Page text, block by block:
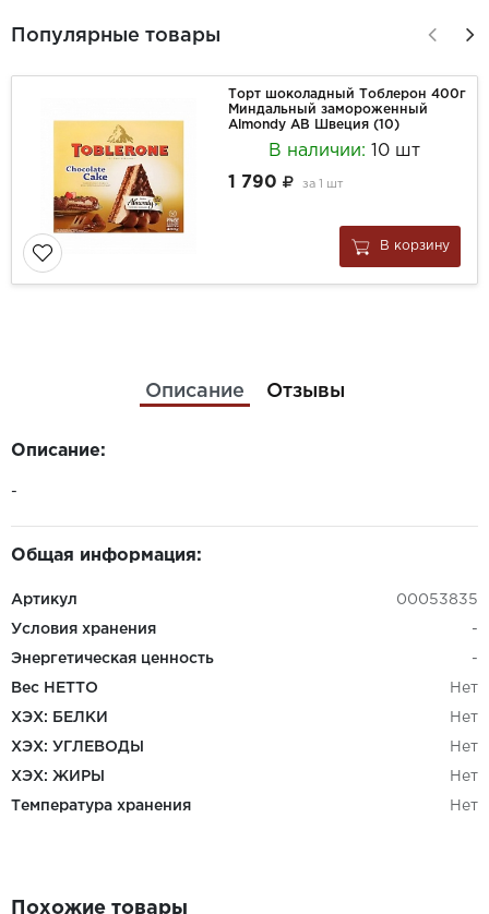
Популярные товары
Торт шоколадный Тоблерон 400г
Миндальный замороженный
Almondy АВ Швеция (10)
В наличии:
10 шт
1 790
за 1 шт
В корзину
Описание Отзывы
Описание:
-
Общая информация:
Артикул 00053835
Условия хранения -
Энергетическая ценность -
Вес НЕТТО Нет
ХЭХ: БЕЛКИ Нет
ХЭХ: УГЛЕВОДЫ Нет
ХЭХ: ЖИРЫ Нет
Температура хранения Нет
Похожие товары